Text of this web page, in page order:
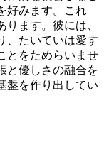
好みます。これ
ます。彼には、
、たいていは愛す
とをためらいませ
と優しさの融合を
盤を作り出してい